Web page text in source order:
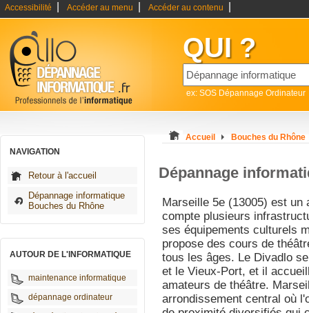
Accessibilité Accéder au menu Accéder au contenu
QUI ?
ex: SOS Dépannage Ordinateur
NAVIGATION
Retour à l'accueil
Dépannage informatique
Bouches du Rhône
AUTOUR DE L'INFORMATIQUE
maintenance informatique
dépannage ordinateur
Accueil Bouches du Rhône
Dépannage
Marseille 5e (13005) est un
compte plusieurs
ses équipements culturels
propose des cours de
tous les âges. Le Divadlo
et le Vieux-Port, et il
amateurs de théâtre.
arrondissement central où